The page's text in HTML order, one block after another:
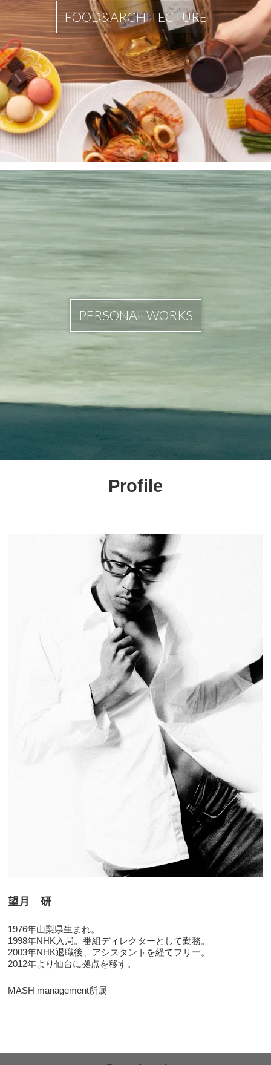
FOOD&ARCHITECTURE
PERSONAL WORKS
Profile
望月 研
1976年山梨県生まれ。
1998年NHK入局。番組ディレクターとして勤務。
2003年NHK退職後、アシスタントを経てフリー。
2012年より仙台に拠点を移す。
MASH management所属